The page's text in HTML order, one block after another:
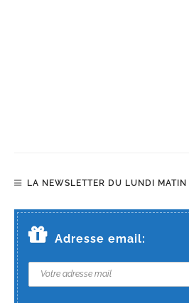
LA NEWSLETTER DU LUNDI MATIN
Adresse email: